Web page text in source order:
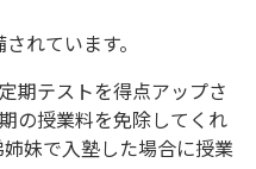
れています。
期テストを得点アップさ
の授業料を免除してくれ
妹で入塾した場合に授業